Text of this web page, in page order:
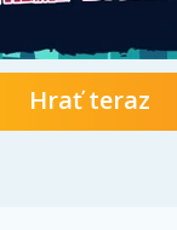
Hrať teraz